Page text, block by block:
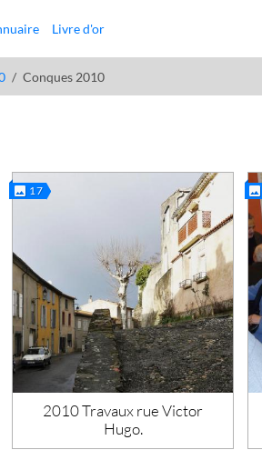
Livre d'or
Conques 2010
17
2010 Travaux rue Victor
Hugo.